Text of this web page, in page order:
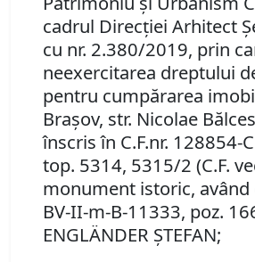
cadrul Direcţiei Arhitect
cu nr. 2.380/2019, prin
neexercitarea dreptului
pentru cumpărarea
Braşov, str. Nicolae
înscris în C.F.nr. 128854-
top. 5314, 5315/2 (C.F.
monument istoric,
BV-II-m-B-11333, poz.
ENGLÄNDER ŞTEFAN;